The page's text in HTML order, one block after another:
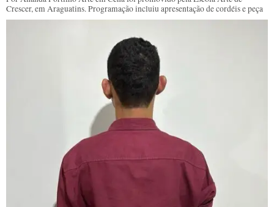
Crescer, em Araguatins. Programação incluiu apresentação de cordéis e peça